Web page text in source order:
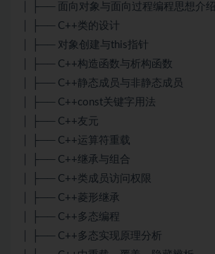
│ ├── 面向对象与面向过程编程思想介绍
│ ├── C++类的设计
│ ├── 对象创建与this指针
│ ├── C++构造函数与析构函数
│ ├── C++静态成员与非静态成员
│ ├── C++const关键字用法
│ ├── C++友元
│ ├── C++运算符重载
│ ├── C++继承与组合
│ ├── C++类成员访问权限
│ ├── C++菱形继承
│ ├── C++多态编程
│ ├── C++多态实现原理分析